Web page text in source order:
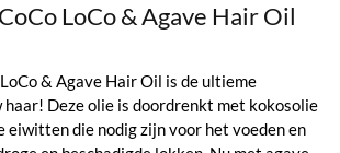
LoCo & Agave Hair Oil
& Agave Hair Oil is de ultieme
Deze olie is doordrenkt met kokosolie
eiwitten die nodig zijn voor het voeden en